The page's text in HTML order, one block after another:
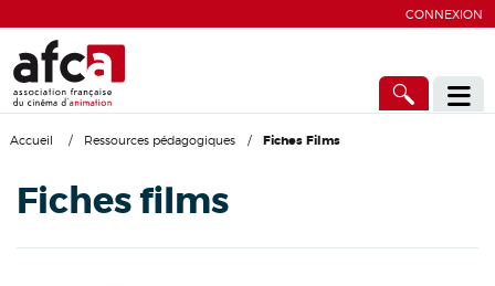
CONNEXION
Accueil / Ressources pédagogiques / Fiches Films
Fiches films